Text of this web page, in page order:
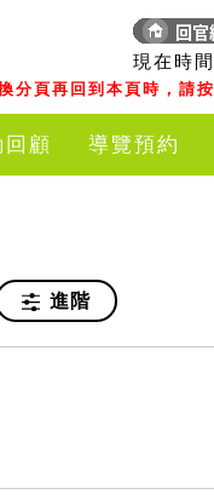
現在時
分頁再回到本頁時，請
回顧 導覽預約
進階